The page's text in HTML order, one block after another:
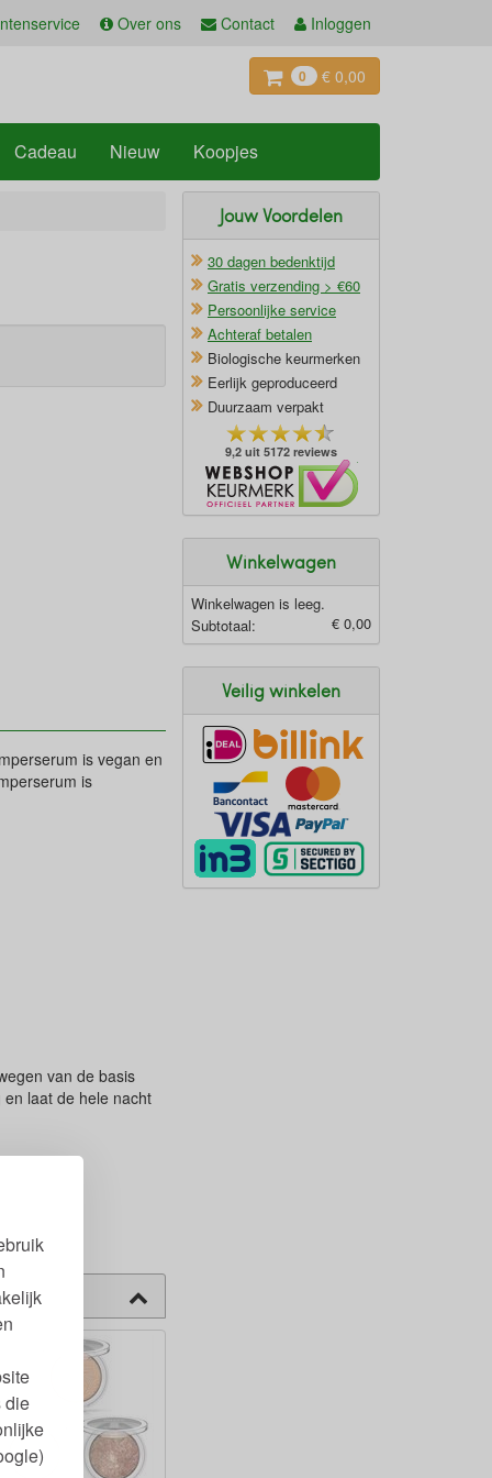
die
Over ons Contact Inloggen
0 € 0,00
Cadeau Nieuw Koopjes
is vegan en
is
van de basis
laat de hele nacht
Jouw Voordelen
30 dagen bedenktijd
Gratis verzending > €60
Persoonlijke service
Achteraf betalen
Biologische keurmerken
Eerlijk geproduceerd
Duurzaam verpakt
9,2 uit 5172 reviews
Winkelwagen
Winkelwagen is leeg.
Subtotaal:
€ 0,00
Veilig winkelen